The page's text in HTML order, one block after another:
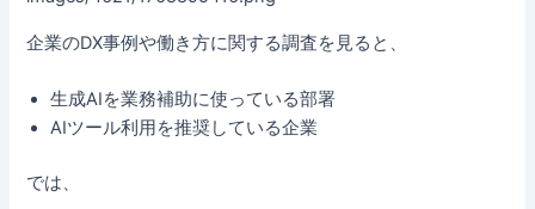
企業のDX事例や働き方に関する調査を見ると、
生成AIを業務補助に使っている部署
AIツール利用を推奨している企業
では、